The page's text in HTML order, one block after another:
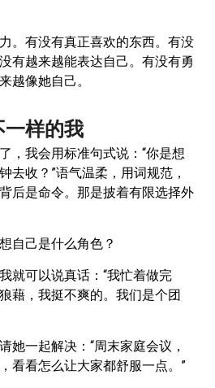
。有没有真正喜欢的东西。有没
有越来越能表达自己。有没有勇
越像她自己。
样的我
，我会用标准句式说：“你是想
去收？”语气温柔，用词规范，
后是命令。那是披着有限选择外
自己是什么角色？
就可以说真话：“我忙着做完
藉，我挺不爽的。我们是个团
她一起解决：“周末家庭会议，
看看怎么让大家都舒服一点。”